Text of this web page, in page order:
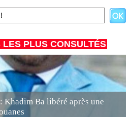
PLUS CONSULTÉS
Khadim Ba libéré après une